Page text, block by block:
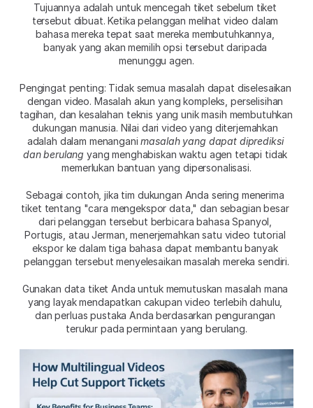
Tujuannya adalah untuk mencegah tiket sebelum tiket
tersebut dibuat. Ketika pelanggan melihat video dalam
bahasa mereka tepat saat mereka membutuhkannya,
banyak yang akan memilih opsi tersebut daripada
menunggu agen.
Pengingat penting: Tidak semua masalah dapat diselesaikan
dengan video. Masalah akun yang kompleks, perselisihan
tagihan, dan kesalahan teknis yang unik masih membutuhkan
dukungan manusia. Nilai dari video yang diterjemahkan
adalah dalam menangani masalah yang dapat diprediksi
dan berulang yang menghabiskan waktu agen tetapi tidak
memerlukan bantuan yang dipersonalisasi.
Sebagai contoh, jika tim dukungan Anda sering menerima
tiket tentang "cara mengekspor data," dan sebagian besar
dari pelanggan tersebut berbicara bahasa Spanyol,
Portugis, atau Jerman, menerjemahkan satu video tutorial
ekspor ke dalam tiga bahasa dapat membantu banyak
pelanggan tersebut menyelesaikan masalah mereka sendiri.
Gunakan data tiket Anda untuk memutuskan masalah mana
yang layak mendapatkan cakupan video terlebih dahulu,
dan perluas pustaka Anda berdasarkan pengurangan
terukur pada permintaan yang berulang.